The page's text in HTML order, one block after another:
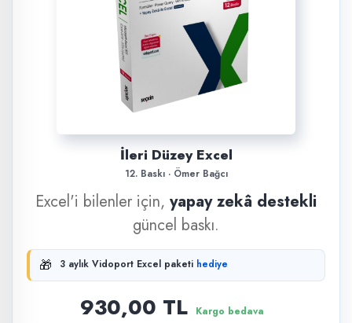
İleri Düzey Excel
12. Baskı · Ömer Bağcı
Excel'i bilenler için, yapay zekâ destekli
güncel baskı.
🎁 3 aylık Vidoport Excel paketi hediye
930,00 TL Kargo bedava